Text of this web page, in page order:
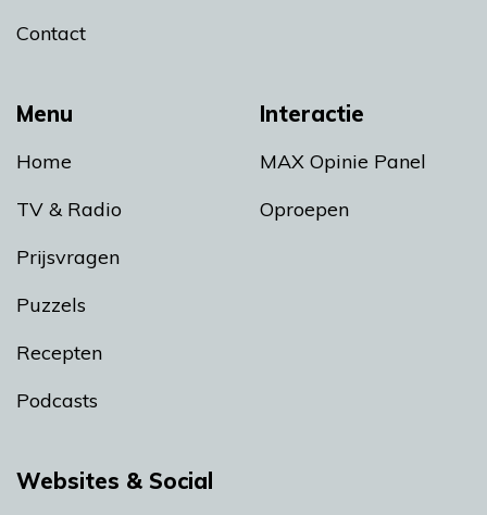
Menu
Home
TV & Radio
Prijsvragen
Puzzels
Recepten
Podcasts
Interactie
MAX Opinie Panel
Oproepen
Contact
Websites & Social